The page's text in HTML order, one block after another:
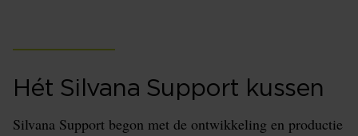
Hét Silvana Support kussen
Silvana Support begon met de ontwikkeling en productie